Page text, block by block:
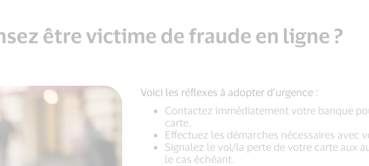
être victime de fraude en ligne ?
Voici les réflexes à adopter d’urgence :
Contactez immédiatement votre banque
carte.
Effectuez les démarches nécessaires avec
Signalez le vol/la perte de votre carte aux
le cas échéant.